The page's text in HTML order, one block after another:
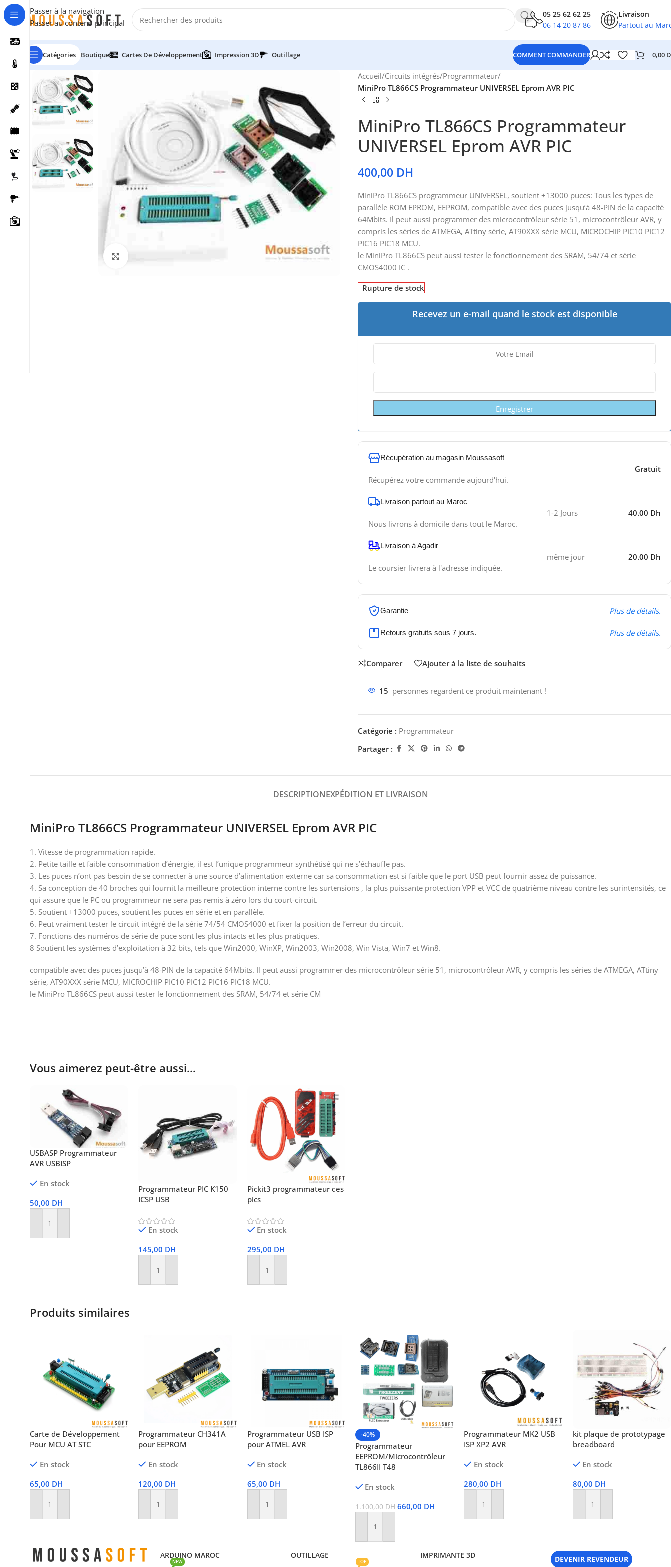
Passer à la navigation
Passer au contenu principal
05 25 62 62 25
06 14 20 87 86
Livraison
Partout au
Catégories Boutique Cartes De Développement Impression 3D Outillage COMMENT COMMANDER 0,00
Accueil/Circuits intégrés/Programmateur/
MiniPro TL866CS Programmateur UNIVERSEL Eprom AVR PIC
MiniPro TL866CS Programmateur
UNIVERSEL Eprom AVR PIC
400,00 DH
MiniPro TL866CS programmeur UNIVERSEL, soutient +13000 puces: Tous les types de
parallèle ROM EPROM, EEPROM, compatible avec des puces jusqu’à 48-PIN de la capacité
64Mbits. Il peut aussi programmer des microcontrôleur série 51, microcontrôleur AVR, y
compris les séries de ATMEGA, ATtiny série, AT90XXX série MCU, MICROCHIP PIC10 PIC12
PIC16 PIC18 MCU.
le MiniPro TL866CS peut aussi tester le fonctionnement des SRAM, 54/74 et série
CMOS4000 IC .
Rupture de stock
Recevez un e-mail quand le stock est disponible
Enregistrer
Récupération au magasin Moussasoft
Récupérez votre commande aujourd'hui.
Gratuit
Livraison partout au Maroc
Nous livrons à domicile dans tout le Maroc.
1-2 Jours 40.00 Dh
Livraison à Agadir
Le coursier livrera à l'adresse indiquée.
même jour 20.00 Dh
Garantie Plus de détails.
Retours gratuits sous 7 jours. Plus de détails.
Comparer Ajouter à la liste de souhaits
15 personnes regardent ce produit maintenant !
Catégorie : Programmateur
Partager :
DESCRIPTIONEXPÉDITION ET LIVRAISON
MiniPro TL866CS Programmateur UNIVERSEL Eprom AVR PIC
1. Vitesse de programmation rapide.
2. Petite taille et faible consommation d’énergie, il est l’unique programmeur synthétisé qui ne s’échauffe pas.
3. Les puces n’ont pas besoin de se connecter à une source d’alimentation externe car sa consommation est si faible que le port USB peut fournir assez de puissance.
4. Sa conception de 40 broches qui fournit la meilleure protection interne contre les surtensions , la plus puissante protection VPP et VCC de quatrième niveau contre les surintensités, ce
qui assure que le PC ou programmeur ne sera pas remis à zéro lors du court-circuit.
5. Soutient +13000 puces, soutient les puces en série et en parallèle.
6. Peut vraiment tester le circuit intégré de la série 74/54 CMOS4000 et fixer la position de l’erreur du circuit.
7. Fonctions des numéros de série de puce sont les plus intacts et les plus pratiques.
8 Soutient les systèmes d’exploitation à 32 bits, tels que Win2000, WinXP, Win2003, Win2008, Win Vista, Win7 et Win8.
compatible avec des puces jusqu’à 48-PIN de la capacité 64Mbits. Il peut aussi programmer des microcontrôleur série 51, microcontrôleur AVR, y compris les séries de ATMEGA, ATtiny
série, AT90XXX série MCU, MICROCHIP PIC10 PIC12 PIC16 PIC18 MCU.
le MiniPro TL866CS peut aussi tester le fonctionnement des SRAM, 54/74 et série CM
Vous aimerez peut-être aussi…
USBASP Programmateur
AVR USBISP
En stock
50,00 DH
Ajouter Au Panier
Programmateur PIC K150
ICSP USB
En stock
145,00 DH
Ajouter Au Panier
Pickit3 programmateur des
pics
En stock
295,00 DH
Ajouter Au Panier
Produits similaires
Carte de Développement
Pour MCU AT STC
En stock
65,00 DH
Ajouter Au Panier
Programmateur CH341A
pour EEPROM
En stock
120,00 DH
Ajouter Au Panier
Programmateur USB ISP
pour ATMEL AVR
En stock
65,00 DH
Ajouter Au Panier
-40%
Programmateur
EEPROM/Microcontrôleur
TL866II T48
En stock
1.100,00DH 660,00 DH
Ajouter Au Panier
Programmateur MK2 USB
ISP XP2 AVR
En stock
280,00 DH
Ajouter Au Panier
kit plaque de prototypage
breadboard
En stock
80,00 DH
Ajouter Au Panier
ARDUINO MAROC
NEW
OUTILLAGE
TOP
IMPRIMANTE 3D
DEVENIR REVENDEUR